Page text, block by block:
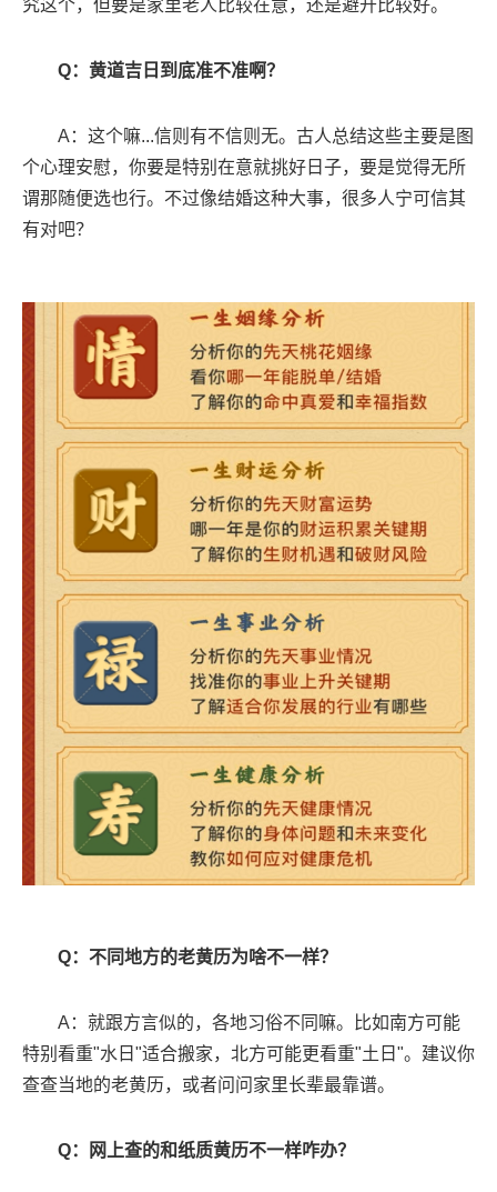
究这个，但要是家里老人比较在意，还是避开比较好。
Q：黄道吉日到底准不准啊？
A：这个嘛...信则有不信则无。古人总结这些主要是图
个心理安慰，你要是特别在意就挑好日子，要是觉得无所
谓那随便选也行。不过像结婚这种大事，很多人宁可信其
有对吧？
Q：不同地方的老黄历为啥不一样？
A：就跟方言似的，各地习俗不同嘛。比如南方可能
特别看重"水日"适合搬家，北方可能更看重"土日"。建议你
查查当地的老黄历，或者问问家里长辈最靠谱。
Q：网上查的和纸质黄历不一样咋办？